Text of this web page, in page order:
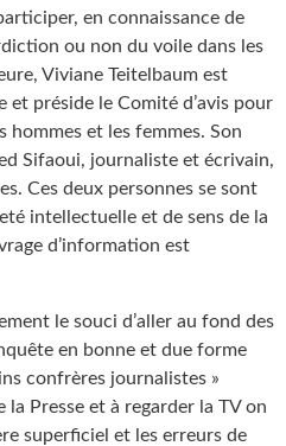
en connaissance de
ou non du voile dans les
Viviane Teitelbaum est
et préside le Comité d’avis pour
hommes et les femmes. Son
Sifaoui, journaliste et écrivain,
Ces deux personnes se sont
intellectuelle et de sens de la
d’information est
le souci d’aller au fond des
en bonne et due forme
confrères journalistes »
Presse et à regarder la TV on
superficiel et les erreurs de